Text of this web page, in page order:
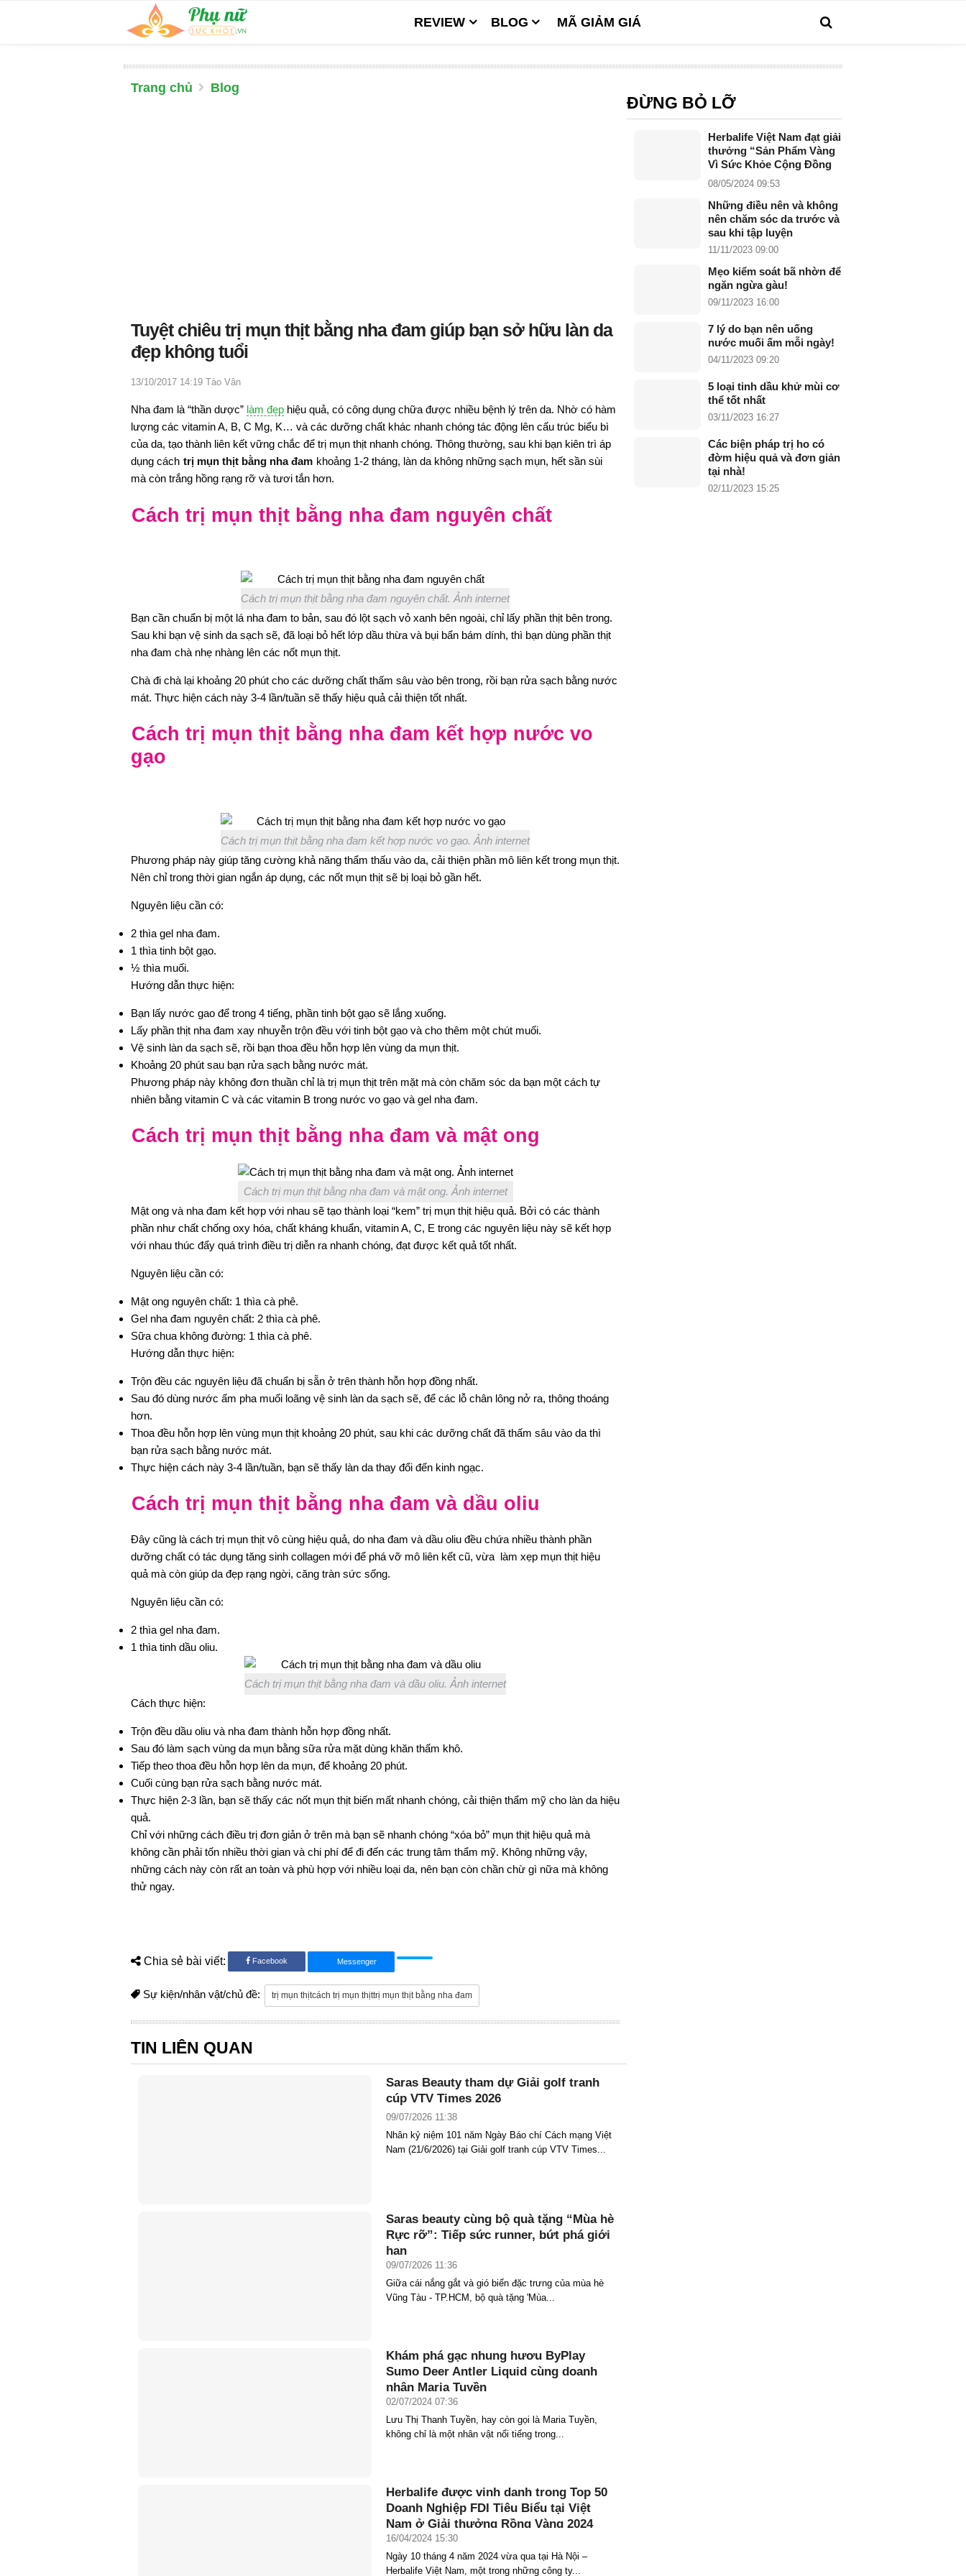
REVIEW BLOG MÃ GIẢM GIÁ
Trang chủ Blog
Tuyệt chiêu trị mụn thịt bằng nha đam giúp bạn sở hữu làn da
đẹp không tuổi
13/10/2017 14:19 Tào Vân
Nha đam là “thần dược” làm đẹp hiệu quả, có công dụng chữa được nhiều bệnh lý trên da. Nhờ có hàm
lượng các vitamin A, B, C Mg, K… và các dưỡng chất khác nhanh chóng tác động lên cấu trúc biểu bì
của da, tạo thành liên kết vững chắc để trị mụn thịt nhanh chóng. Thông thường, sau khi bạn kiên trì áp
dụng cách trị mụn thịt bằng nha đam khoảng 1-2 tháng, làn da không những sạch mụn, hết sần sùi
mà còn trắng hồng rạng rỡ và tươi tắn hơn.
Cách trị mụn thịt bằng nha đam nguyên chất
Cách trị mụn thịt bằng nha đam nguyên chất. Ảnh internet
Bạn cần chuẩn bị một lá nha đam to bản, sau đó lột sạch vỏ xanh bên ngoài, chỉ lấy phần thịt bên trong.
Sau khi bạn vệ sinh da sạch sẽ, đã loại bỏ hết lớp dầu thừa và bụi bẩn bám dính, thì bạn dùng phần thịt
nha đam chà nhẹ nhàng lên các nốt mụn thịt.
Chà đi chà lại khoảng 20 phút cho các dưỡng chất thấm sâu vào bên trong, rồi bạn rửa sạch bằng nước
mát. Thực hiện cách này 3-4 lần/tuần sẽ thấy hiệu quả cải thiện tốt nhất.
Cách trị mụn thịt bằng nha đam kết hợp nước vo
gạo
Cách trị mụn thịt bằng nha đam kết hợp nước vo gạo. Ảnh internet
Phương pháp này giúp tăng cường khả năng thẩm thấu vào da, cải thiện phần mô liên kết trong mụn thịt.
Nên chỉ trong thời gian ngắn áp dụng, các nốt mụn thịt sẽ bị loại bỏ gần hết.
Nguyên liệu cần có:
2 thìa gel nha đam.
1 thìa tinh bột gạo.
½ thìa muối.
Hướng dẫn thực hiện:
Bạn lấy nước gao để trong 4 tiếng, phần tinh bột gạo sẽ lắng xuống.
Lấy phần thịt nha đam xay nhuyễn trộn đều với tinh bột gạo và cho thêm một chút muối.
Vệ sinh làn da sạch sẽ, rồi bạn thoa đều hỗn hợp lên vùng da mụn thịt.
Khoảng 20 phút sau bạn rửa sạch bằng nước mát.
Phương pháp này không đơn thuần chỉ là trị mụn thịt trên mặt mà còn chăm sóc da bạn một cách tự
nhiên bằng vitamin C và các vitamin B trong nước vo gạo và gel nha đam.
Cách trị mụn thịt bằng nha đam và mật ong
Cách trị mụn thịt bằng nha đam và mật ong. Ảnh internet
Mật ong và nha đam kết hợp với nhau sẽ tạo thành loại “kem” trị mụn thịt hiệu quả. Bởi có các thành
phần như chất chống oxy hóa, chất kháng khuẩn, vitamin A, C, E trong các nguyên liệu này sẽ kết hợp
với nhau thúc đẩy quá trình điều trị diễn ra nhanh chóng, đạt được kết quả tốt nhất.
Nguyên liệu cần có:
Mật ong nguyên chất: 1 thìa cà phê.
Gel nha đam nguyên chất: 2 thìa cà phê.
Sữa chua không đường: 1 thìa cà phê.
Hướng dẫn thực hiện:
Trộn đều các nguyên liệu đã chuẩn bị sẵn ở trên thành hỗn hợp đồng nhất.
Sau đó dùng nước ấm pha muối loãng vệ sinh làn da sạch sẽ, để các lỗ chân lông nở ra, thông thoáng
hơn.
Thoa đều hỗn hợp lên vùng mụn thịt khoảng 20 phút, sau khi các dưỡng chất đã thấm sâu vào da thì
bạn rửa sạch bằng nước mát.
Thực hiện cách này 3-4 lần/tuần, bạn sẽ thấy làn da thay đổi đến kinh ngạc.
Cách trị mụn thịt bằng nha đam và dầu oliu
Đây cũng là cách trị mụn thịt vô cùng hiệu quả, do nha đam và dầu oliu đều chứa nhiều thành phần
dưỡng chất có tác dụng tăng sinh collagen mới để phá vỡ mô liên kết cũ, vừa làm xẹp mụn thịt hiệu
quả mà còn giúp da đẹp rạng ngời, căng tràn sức sống.
Nguyên liệu cần có:
2 thìa gel nha đam.
1 thìa tinh dầu oliu.
Cách trị mụn thịt bằng nha đam và dầu oliu. Ảnh internet
Cách thực hiện:
Trộn đều dầu oliu và nha đam thành hỗn hợp đồng nhất.
Sau đó làm sạch vùng da mụn bằng sữa rửa mặt dùng khăn thấm khô.
Tiếp theo thoa đều hỗn hợp lên da mụn, để khoảng 20 phút.
Cuối cùng bạn rửa sạch bằng nước mát.
Thực hiện 2-3 lần, bạn sẽ thấy các nốt mụn thịt biến mất nhanh chóng, cải thiện thẩm mỹ cho làn da hiệu
quả.
Chỉ với những cách điều trị đơn giản ở trên mà bạn sẽ nhanh chóng “xóa bỏ” mụn thịt hiệu quả mà
không cần phải tốn nhiều thời gian và chi phí để đi đến các trung tâm thẩm mỹ. Không những vậy,
những cách này còn rất an toàn và phù hợp với nhiều loại da, nên bạn còn chần chừ gì nữa mà không
thử ngay.
Chia sẻ bài viết: Facebook Messenger
Sự kiện/nhân vật/chủ đề: trị mụn thịtcách trị mụn thịttrị mụn thịt bằng nha đam
TIN LIÊN QUAN
Saras Beauty tham dự Giải golf tranh
cúp VTV Times 2026
09/07/2026 11:38
Nhân kỷ niệm 101 năm Ngày Báo chí Cách mạng Việt
Nam (21/6/2026) tại Giải golf tranh cúp VTV Times...
Saras beauty cùng bộ quà tặng “Mùa hè
Rực rỡ”: Tiếp sức runner, bứt phá giới
hạn
09/07/2026 11:36
Giữa cái nắng gắt và gió biển đặc trưng của mùa hè
Vũng Tàu - TP.HCM, bộ quà tặng 'Mùa...
Khám phá gạc nhung hươu ByPlay
Sumo Deer Antler Liquid cùng doanh
nhân Maria Tuyền
02/07/2024 07:36
Lưu Thị Thanh Tuyền, hay còn gọi là Maria Tuyền,
không chỉ là một nhân vật nổi tiếng trong...
Herbalife được vinh danh trong Top 50
Doanh Nghiệp FDI Tiêu Biểu tại Việt
Nam ở Giải thưởng Rồng Vàng 2024
16/04/2024 15:30
Ngày 10 tháng 4 năm 2024 vừa qua tại Hà Nội –
Herbalife Việt Nam, một trong những công ty...
ĐỪNG BỎ LỠ
Herbalife Việt Nam đạt giải
thưởng “Sản Phẩm Vàng
Vì Sức Khỏe Cộng Đồng
năm 2024”
08/05/2024 09:53
Những điều nên và không
nên chăm sóc da trước và
sau khi tập luyện
11/11/2023 09:00
Mẹo kiểm soát bã nhờn để
ngăn ngừa gàu!
09/11/2023 16:00
7 lý do bạn nên uống
nước muối ấm mỗi ngày!
04/11/2023 09:20
5 loại tinh dầu khử mùi cơ
thể tốt nhất
03/11/2023 16:27
Các biện pháp trị ho có
đờm hiệu quả và đơn giản
tại nhà!
02/11/2023 15:25